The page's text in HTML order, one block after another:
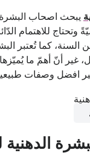
يبحث اصحاب البشرة
وتحتاج للاهتمام
السنة، كما تُعتبر
غير أنّ أهمّ ما
افضل وصفات طبيعية